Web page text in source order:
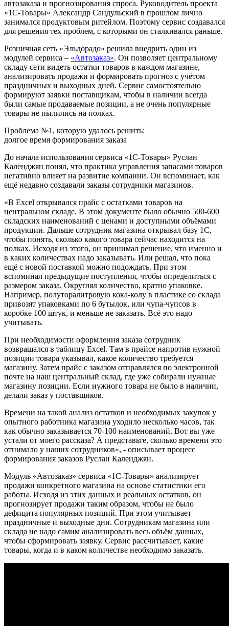
автозаказа и прогнозирования спроса. Руководитель проекта
«1С-Товары» Александр Сандульский в прошлом лично
занимался продуктовым ритейлом. Поэтому сервис создавался
для решения тех проблем, с которыми он сталкивался раньше.
Розничная сеть «Эльдорадо» решила внедрить один из
модулей сервиса – «Автозаказ». Он позволяет центральному
складу сети видеть остатки товаров в каждом магазине,
анализировать продажи и формировать прогноз с учётом
праздничных и выходных дней. Сервис самостоятельно
формируют заявки поставщикам, чтобы в наличии всегда
были самые продаваемые позиции, а не очень популярные
товары не пылились на полках.
Проблема №1, которую удалось решить:
долгое время формирования заказа
До начала использования сервиса «1С-Товары» Руслан
Календжян понял, что практика управления запасами товаров
негативно влияет на развитие компании. Он вспоминает, как
ещё недавно создавали заказы сотрудники магазинов.
«В Excel открывался прайс с остатками товаров на
центральном складе. В этом документе было обычно 500-600
складских наименований с ценами и доступными объёмами
продукции. Дальше сотрудник магазина открывал базу 1С,
чтобы понять, сколько какого товара сейчас находится на
полках. Исходя из этого, он принимал решение, что именно и
в каких количествах надо заказывать. Или решал, что пока
ещё с новой поставкой можно подождать. При этом
вспоминал предыдущие поступления, чтобы определиться с
размером заказа. Округлял количество, кратно упаковке.
Например, полуторалитровую кока-колу в пластике со склада
привозят упаковками по 6 бутылок, или чупа-чупсов в
коробке 100 штук, и меньше не заказать. Всё это надо
учитывать.
При необходимости оформления заказа сотрудник
возвращался в таблицу Excel. Там в прайсе напротив нужной
позиции товара указывал, какое количество требуется
магазину. Затем прайс с заказом отправлялся по электронной
почте на наш центральный склад, где уже собирали нужные
магазину позиции. Если нужного товара не было в наличии,
делали заказ у поставщиков.
Времени на такой анализ остатков и необходимых закупок у
опытного работника магазина уходило несколько часов, так
как обычно заказывается 70-100 наименований. Вот вы уже
устали от моего рассказа? А представьте, сколько времени это
отнимало у наших сотрудников», - описывает процесс
формирования заказов Руслан Календжян.
Модуль «Автозаказ» сервиса «1С-Товары» анализирует
продажи конкретного магазина на основе статистики его
работы. Исходя из этих данных и реальных остатков, он
прогнозирует продажи таким образом, чтобы не было
дефицита популярных позиций. При этом учитывает
праздничные и выходные дни. Сотрудникам магазина или
склада не надо самим анализировать весь объём данных,
чтобы сформировать заявку. Сервис рассчитывает, какие
товары, когда и в каком количестве необходимо заказать.